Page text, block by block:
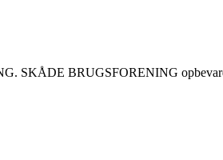
SKÅDE BRUGSFORENING